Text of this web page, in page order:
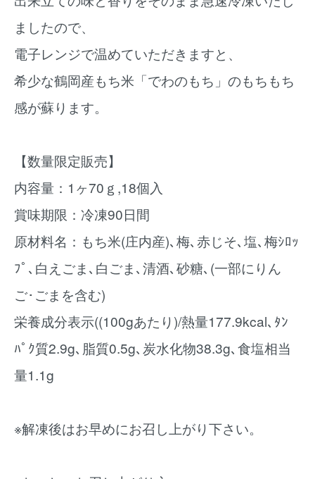
ましたので、
電子レンジで温めていただきますと、
希少な鶴岡産もち米「でわのもち」のもちもち
感が蘇ります。
【数量限定販売】
内容量：1ヶ70ｇ,18個入
賞味期限：冷凍90日間
原材料名：もち米(庄内産)､梅､赤じそ､塩､梅ｼﾛｯ
ﾌﾟ､白えごま､白ごま､清酒､砂糖､(一部にりん
ご･ごまを含む)
栄養成分表示((100gあたり)/熱量177.9kcal､ﾀﾝ
ﾊﾟｸ質2.9g､脂質0.5g､炭水化物38.3g､食塩相当
量1.1g
※解凍後はお早めにお召し上がり下さい。